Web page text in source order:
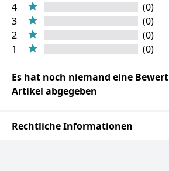
4
(0)
3
(0)
2
(0)
1
(0)
Es hat noch niemand eine
Artikel abgegeben
Rechtliche Informationen